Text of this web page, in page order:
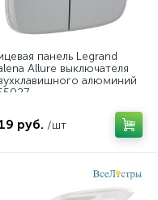
панель Legrand
Allure выключателя
алюминий
руб. /шт